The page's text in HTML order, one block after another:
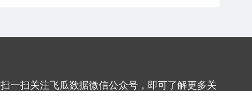
扫一扫关注飞瓜数据微信公众号，即可了解更多关